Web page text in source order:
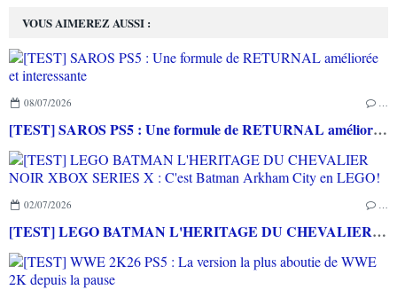
VOUS AIMEREZ AUSSI :
08/07/2026 …
[TEST] SAROS PS5 : Une formule de RETURNAL améliorée et interessante
02/07/2026 …
[TEST] LEGO BATMAN L'HERITAGE DU CHEVALIER NOIR XBOX SERIES X : C'est Batman Arkham City en LEGO!